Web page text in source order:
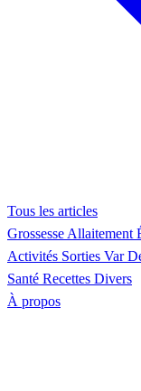
Tous les articles
Grossesse Allaitement
Activités Sorties Var
Santé Recettes Divers
À propos